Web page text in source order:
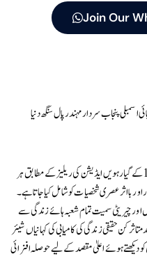
Join Our
اسمبلی پنجاب سردار مہندر پال سنگھ دنیا
تفصیلات کے مطابق سکھ گروپ تنظیم سالانہ سکھ 100 کے گیارہویں ایڈیشن کی ریلیز کے مطابق ہر
کے 27 ملین سکھوں میں سے 100 طاقتور اور بااثر عصری شخصیات کو شامل کیا جاتا ہے۔
اور چیریٹی سمیت تمام شعبہ ہائے زندگی سے
کن حقیقی زندگی کی کامیابی کی کہانیاں شیئر
دیکھتے ہوئے اعلیٰ مقصد کے لیے حوصلہ افزائی